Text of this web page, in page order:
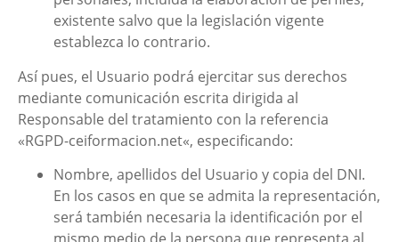
existente salvo que la legislación vigente
establezca lo contrario.
Así pues, el Usuario podrá ejercitar sus derechos
mediante comunicación escrita dirigida al
Responsable del tratamiento con la referencia
«RGPD-ceiformacion.net«, especificando:
Nombre, apellidos del Usuario y copia del DNI.
En los casos en que se admita la representación,
será también necesaria la identificación por el